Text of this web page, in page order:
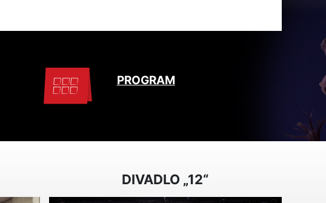
PROGRAM
DIVADLO „12“